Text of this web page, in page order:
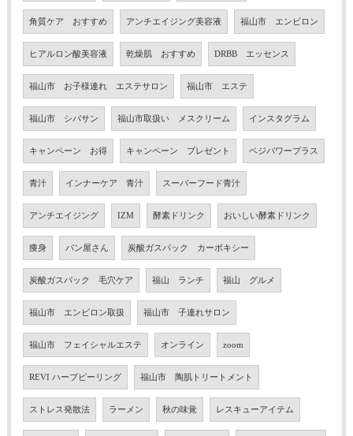
角質ケア おすすめ アンチエイジング美容液 福山市 エンビロン
ヒアルロン酸美容液 乾燥肌 おすすめ DRBB エッセンス
福山市 お子様連れ エステサロン 福山市 エステ
福山市 シバサン 福山市取扱い メスクリーム インスタグラム
キャンペーン お得 キャンペーン プレゼント ベジパワープラス
青汁 インナーケア 青汁 スーパーフード青汁
アンチエイジング IZM 酵素ドリンク おいしい酵素ドリンク
痩身 パン屋さん 炭酸ガスパック カーボキシー
炭酸ガスパック 毛穴ケア 福山 ランチ 福山 グルメ
福山市 エンビロン取扱 福山市 子連れサロン
福山市 フェイシャルエステ オンライン zoom
REVI ハーブピーリング 福山市 陶肌トリートメント
ストレス発散法 ラーメン 秋の味覚 レスキューアイテム